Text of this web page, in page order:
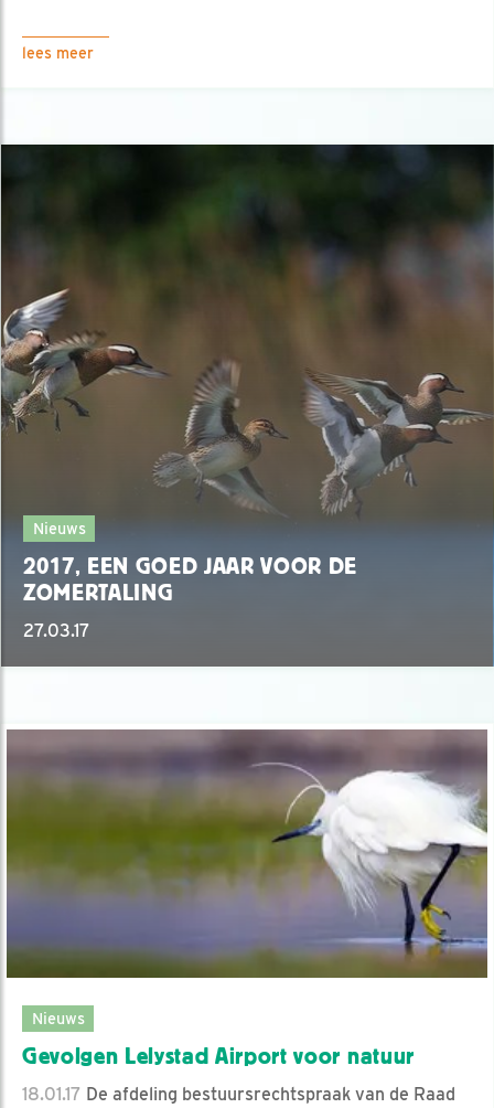
lees meer
Nieuws
2017, EEN GOED JAAR VOOR DE
ZOMERTALING
27.03.17
Nieuws
Gevolgen Lelystad Airport voor natuur
18.01.17 De afdeling bestuursrechtspraak van de Raad